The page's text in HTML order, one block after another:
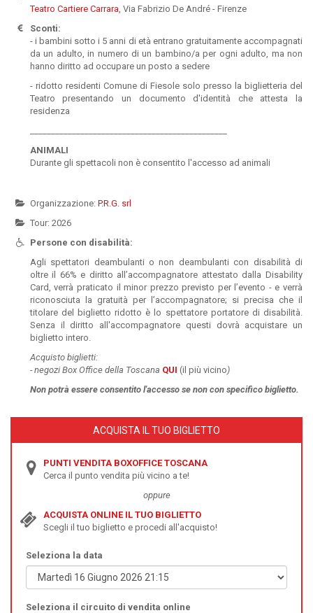
Teatro Cartiere Carrara , Via Fabrizio De André - Firenze
Sconti:
- i bambini sotto i 5 anni di età entrano gratuitamente accompagnati
da un adulto, in numero di un bambino/a per ogni adulto, ma non
hanno diritto ad occupare un posto a sedere
- ridotto residenti Comune di Fiesole solo presso la biglietteria del
Teatro presentando un documento d'identità che attesta la
residenza
ANIMALI
Durante gli spettacoli non è consentito l'accesso ad animali
Organizzazione: P.R.G. srl
Tour: 2026
Persone con disabilità:
Agli spettatori deambulanti o non deambulanti con disabilità di
oltre il 66% e diritto all’accompagnatore attestato dalla Disability
Card, verrà praticato il minor prezzo previsto per l’evento - e verrà
riconosciuta la gratuità per l’accompagnatore; si precisa che il
titolare del biglietto ridotto è lo spettatore portatore di disabilità.
Senza il diritto all'accompagnatore questi dovrà acquistare un
biglietto intero.
Acquisto biglietti:
-negozi Box Office della Toscana QUI (il più vicino)
Non potrà essere consentito l'accesso se non con specifico biglietto.
ACQUISTA IL TUO BIGLIETTO
PUNTI VENDITA BOXOFFICE TOSCANA
Cerca il punto vendita più vicino a te!
oppure
ACQUISTA ONLINE IL TUO BIGLIETTO
Scegli il tuo biglietto e procedi all'acquisto!
Seleziona la data
Seleziona il circuito di vendita online